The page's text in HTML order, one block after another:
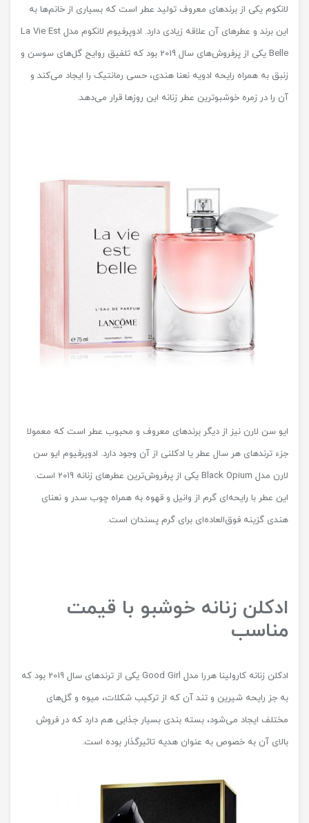
لانکوم یکی از برندهای معروف تولید عطر است که بسیاری از خانم‌ها به
این برند و عطرهای آن علاقه زیادی دارد. ادوپرفیوم لانکوم مدل La Vie Est
Belle یکی از پرفروش‌های سال 2019 بود که تلفیق روایح گل‌های سوسن و
زنبق به همراه رایحه ادویه نعنا هندی، حسی رمانتیک را ایجاد می‌کند و
آن را در زمره خوشبوترین عطر زنانه این روزها قرار می‌دهد.
ایو سن لارن نیز از دیگر برندهای معروف و محبوب عطر است که معمولا
جزء ترندهای هر سال عطر یا ادکلنی از آن وجود دارد. ادوپرفیوم ایو سن
لارن مدل Black Opium یکی از پرفروش‌ترین عطرهای زنانه 2019 است.
این عطر با رایحه‌ای گرم از وانیل و قهوه به همراه چوب سدر و نعنای
هندی گزینه فوق‌العاده‌ای برای گرم پسندان است.
ادکلن زنانه خوشبو با قیمت
مناسب
ادکلن زنانه کارولینا هررا مدل Good Girl یکی از ترندهای سال 2019 بود که
به جز رایحه شیرین و تند آن که از ترکیب شکلات، میوه و گل‌های
مختلف ایجاد می‌شود، بسته بندی بسیار جذابی هم دارد که در فروش
بالای آن به خصوص به عنوان هدیه تاثیرگذار بوده است.